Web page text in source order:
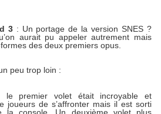
3 : Un portage de la version SNES ?
aurait pu appeler autrement mais
des deux premiers opus.
peu trop loin :
premier volet était incroyable et
joueurs de s’affronter mais il est sorti